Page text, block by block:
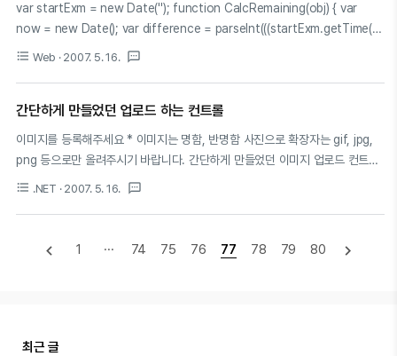
하는 것도 좋을 것 같아서목차만 따서 훔쳐왔다 ^ ^; ㅋㅋ원
문의 링크는 아래쪽에... 이제 사라진 것 같지만. 간략히 요
약하면..촉박한 마감 기한과 끊임없는 요구사항 변경: 비현
실적인 기한 내에 계속 바뀌는 클라이언트나 상부의 요구를
맞춰야 하는 고충.인력 부족 및 팀원 관리의 어려움: 항상
부족한 ..
var startExm = new Date(''); function CalcRemaining(obj) { var
now = new Date(); var difference = parseInt(((startExm.getTime() -
now.getTime()) / 1000) + 0.999); if (difference > 0) { var secs =
var hours = difference % 24 difference = parseInt(difference / 24)
format_list_bulleted Web · 2007. 5. 16. textsms
간단하게 만들었던 업로드 하는 컨트롤
이미지를 등록해주세요 * 이미지는 명함, 반명함 사진으로 확장자는 gif, jpg,
png 등으로만 올려주시기 바랍니다. 간단하게 만들었던 이미지 업로드 컨트롤
*.ascx 파일로 만들어두면 편하다. 참 급조로 만든거라 상당히 부실한 -_ -;;;
드 컨트롤 /// 과목코드 /// protected string ImageUpload(FileUpload
FileUp, int SubCode) { string ret = ""; // 반환할 문자열 string upDir =
format_list_bulleted .NET · 2007. 5. 16. textsms
navigate_before 1 ··· 74 75 76 77 78 79 80 navigate_next
최근 글